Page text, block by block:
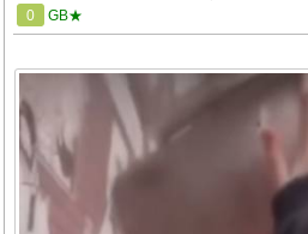
0 GB★